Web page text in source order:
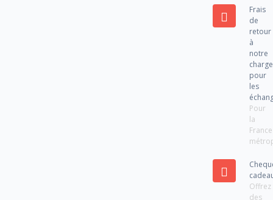
Frais
de
retour
à
notre
charge
pour
les
Pour
la
France
Offrez
des